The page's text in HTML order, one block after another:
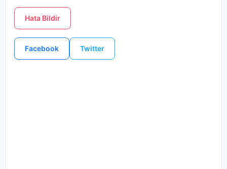
Hata Bildir
Facebook Twitter